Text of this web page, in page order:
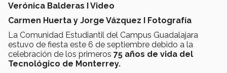
Verónica Balderas I Video
Carmen Huerta y Jorge Vázquez I Fotografía
La Comunidad Estudiantil del Campus Guadalajara
estuvo de fiesta este 6 de septiembre debido a la
celebración de los primeros 75 años de vida del
Tecnológico de Monterrey.